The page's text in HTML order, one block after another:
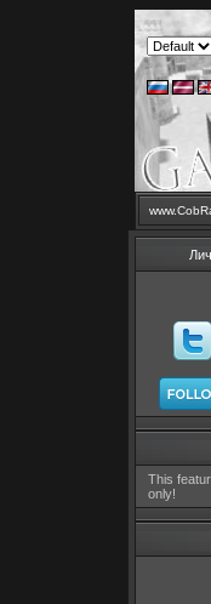
This
only!